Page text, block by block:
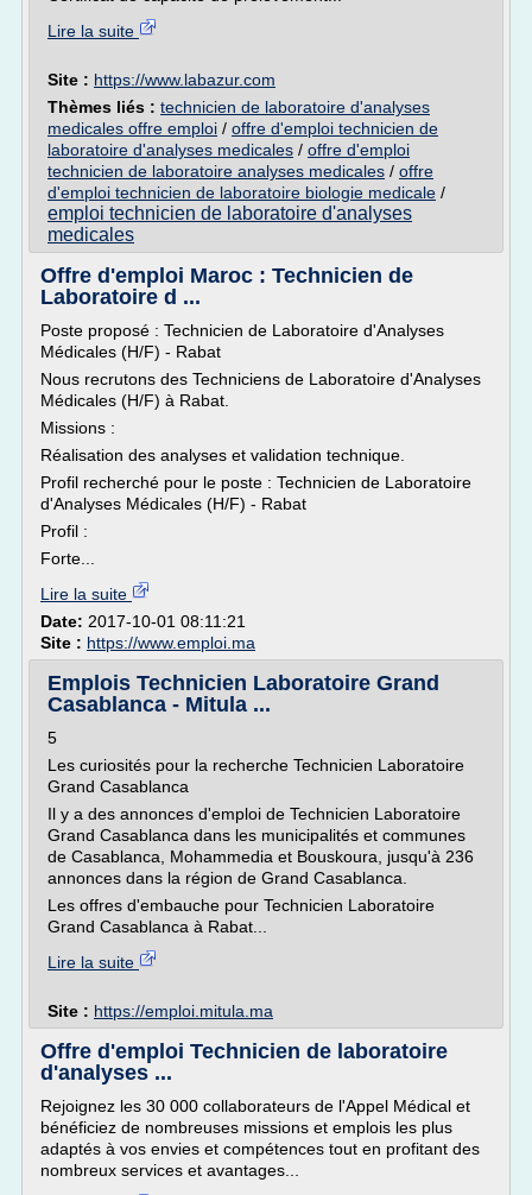
Lire la suite
Site : https://www.labazur.com
Thèmes liés : technicien de laboratoire d'analyses
medicales offre emploi / offre d'emploi technicien de
laboratoire d'analyses medicales / offre d'emploi
technicien de laboratoire analyses medicales / offre
d'emploi technicien de laboratoire biologie medicale /
emploi technicien de laboratoire d'analyses
medicales
Offre d'emploi Maroc : Technicien de
Laboratoire d ...
Poste proposé : Technicien de Laboratoire d'Analyses
Médicales (H/F) - Rabat
Nous recrutons des Techniciens de Laboratoire d'Analyses
Médicales (H/F) à Rabat.
Missions :
Réalisation des analyses et validation technique.
Profil recherché pour le poste : Technicien de Laboratoire
d'Analyses Médicales (H/F) - Rabat
Profil :
Forte...
Lire la suite
Date: 2017-10-01 08:11:21
Site : https://www.emploi.ma
Emplois Technicien Laboratoire Grand
Casablanca - Mitula ...
5
Les curiosités pour la recherche Technicien Laboratoire
Grand Casablanca
Il y a des annonces d'emploi de Technicien Laboratoire
Grand Casablanca dans les municipalités et communes
de Casablanca, Mohammedia et Bouskoura, jusqu'à 236
annonces dans la région de Grand Casablanca.
Les offres d'embauche pour Technicien Laboratoire
Grand Casablanca à Rabat...
Lire la suite
Site : https://emploi.mitula.ma
Offre d'emploi Technicien de laboratoire
d'analyses ...
Rejoignez les 30 000 collaborateurs de l'Appel Médical et
bénéficiez de nombreuses missions et emplois les plus
adaptés à vos envies et compétences tout en profitant des
nombreux services et avantages...